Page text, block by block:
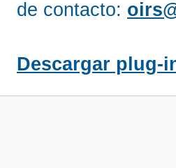
de contacto:
Descargar plug-